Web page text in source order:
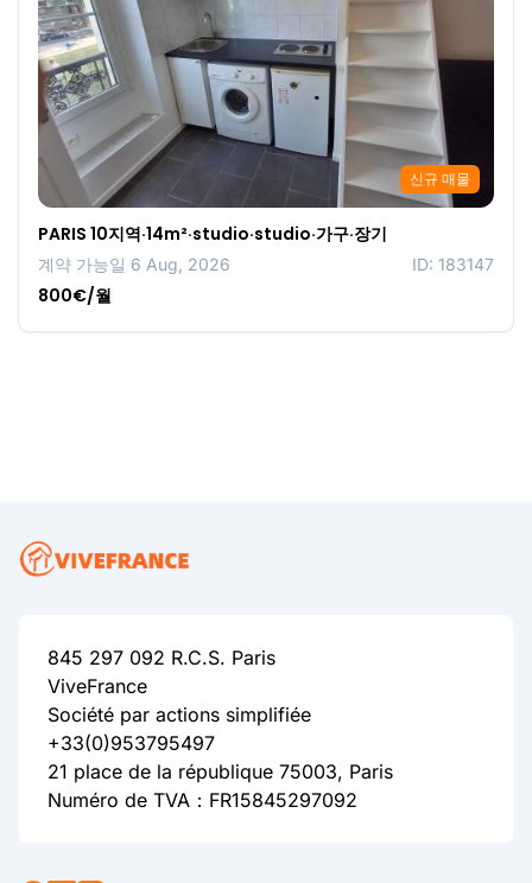
신규 매물
PARIS 10지역·14m²·studio·studio·가구·장기
계약 가능일 6 Aug, 2026 ID: 183147
800€/월
845 297 092 R.C.S. Paris
ViveFrance
Société par actions simplifiée
+33(0)953795497
21 place de la république 75003, Paris
Numéro de TVA：FR15845297092